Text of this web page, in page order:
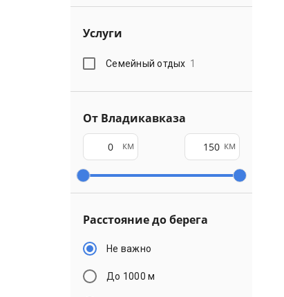
Услуги
Семейный отдых 1
От Владикавказа
км км
Расстояние до берега
Не важно
До 1000 м